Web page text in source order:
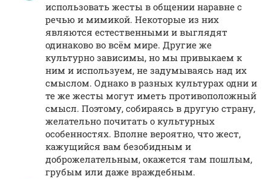
использовать жесты в общении наравне с
речью и мимикой. Некоторые из них
являются естественными и выглядят
одинаково во всём мире. Другие же
культурно зависимы, но мы привыкаем к
ним и используем, не задумываясь над их
смыслом. Однако в разных культурах одни и
те же жесты могут иметь противоположный
смысл. Поэтому, собираясь в другую страну,
желательно почитать о культурных
особенностях. Вполне вероятно, что жест,
кажущийся вам безобидным и
доброжелательным, окажется там пошлым,
грубым или даже враждебным.